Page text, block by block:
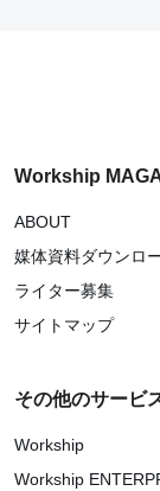
Workship
ABOUT
媒体資料ダウンロ
ライター募集
サイトマップ
その他のサービ
Workship
Workship